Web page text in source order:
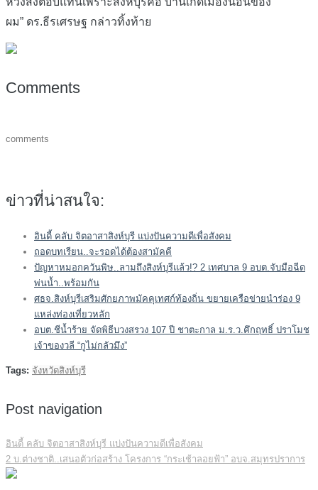
ผม” ดร.ธีรเศรษฐ กล่าวทิ้งท้าย
Comments
comments
ข่าวที่น่าสนใจ:
อินดี้ คลับ จิตอาสาสิงห์บุรี แบ่งปันความดีเพื่อสังคม
ถอดบทเรียน..จะรอดได้ต้องสามัคคี
ปัญหาหมอกควันพิษ..ลามถึงสิงห์บุรีแล้ว!? 2 เทศบาล 9 อบต.จับมือฉีด
พ่นน้ำ..พร้อมกัน
ศธจ.สิงห์บุรีเสริมศักยภาพมัคคุเทศก์ท้องถิ่น ขยายเครือข่ายนำร่อง 9
แหล่งท่องเที่ยวหลัก
อบต.ชีน้ำร้าย จัดพิธีบวงสรวง 107 ปี ชาตะกาล ม.ร.ว.คึกฤทธิ์ ปราโมช
เจ้าของวลี “กูไม่กลัวมึง”
Tags: จังหวัดสิงห์บุรี
Post navigation
อินดี้ คลับ จิตอาสาสิงห์บุรี แบ่งปันความดีเพื่อสังคม
2 บ.ต่างชาติ..เสนอตัวก่อสร้าง โครงการ “กระเช้าลอยฟ้า” อบจ.สมุทรปราการ